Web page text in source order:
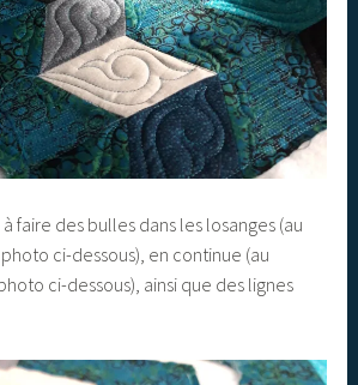
faire des bulles dans les losanges (au
ci-dessous), en continue (au
ci-dessous), ainsi que des lignes